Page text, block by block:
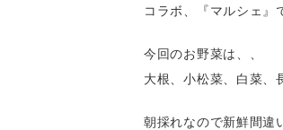
コラボ、『マルシェ
今回のお野菜は、、
大根、小松菜、白菜、
朝採れなので新鮮間違